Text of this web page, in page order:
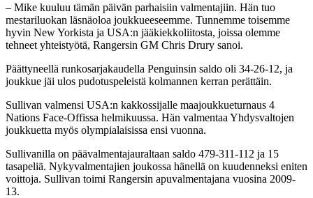
– Mike kuuluu tämän päivän parhaisiin valmentajiin. Hän tuo
mestariluokan läsnäoloa joukkueeseemme. Tunnemme toisemme
hyvin New Yorkista ja USA:n jääkiekkoliitosta, joissa olemme
tehneet yhteistyötä, Rangersin GM Chris Drury sanoi.
Päättyneellä runkosarjakaudella Penguinsin saldo oli 34-26-12, ja
joukkue jäi ulos pudotuspeleistä kolmannen kerran perättäin.
Sullivan valmensi USA:n kakkossijalle maajoukkueturnaus 4
Nations Face-Offissa helmikuussa. Hän valmentaa Yhdysvaltojen
joukkuetta myös olympialaisissa ensi vuonna.
Sullivanilla on päävalmentajauraltaan saldo 479-311-112 ja 15
tasapeliä. Nykyvalmentajien joukossa hänellä on kuudenneksi eniten
voittoja. Sullivan toimi Rangersin apuvalmentajana vuosina 2009-
13.